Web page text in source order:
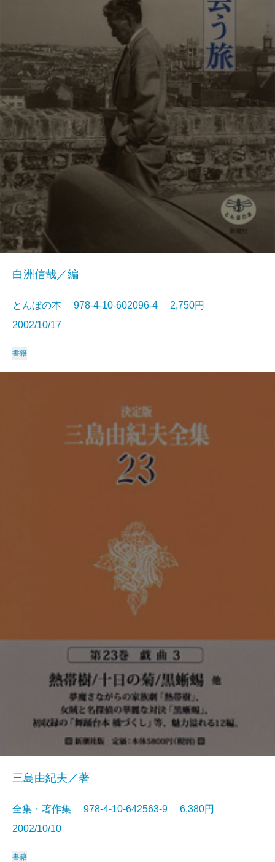
白洲信哉／編
とんぼの本 978-4-10-602096-4 2,750円
2002/10/17
書籍
三島由紀夫／著
全集・著作集 978-4-10-642563-9 6,380円
2002/10/10
書籍